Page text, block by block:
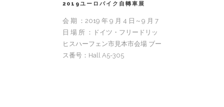
2019ユーロバイク自轉車展
会 期 ：2019 年 9 月 4 日～9 月 7
日 場 所 ：ドイツ・フリードリッ
ヒスハーフェン市見本市会場 ブー
ス番号：Hall A5-305